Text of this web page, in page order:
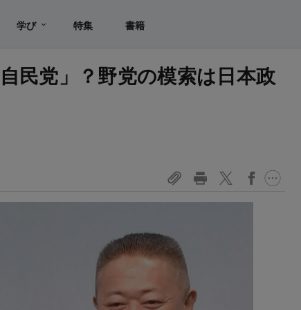
学び 特集 書籍
民党」？野党の模索は日本政